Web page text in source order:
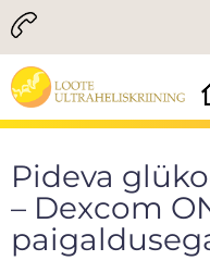
Pideva
– Dexcom